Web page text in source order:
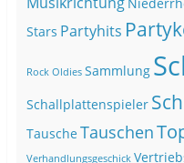
Stars Partyhits
Rock Oldies Sammlung
Schallplattenspieler
TauscheTauschen
Verhandlungsgeschick